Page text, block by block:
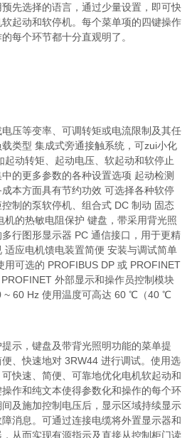
先选择的语言，通过少量设置，即可快
起动和软停机。每个菜单项的四键操作
每个环节都十分直观明了。
压等变率、可调转矩或电流限制及其任
类型 集成式旁通接触系统，可zui小化
起动转矩、起动电压、软起动和软停止
的更多参数的各种设置选项 起动检测
本方面具有节约功效 可选择各种软停
制的泵软停机、组合式 DC 制动 固态
机的热敏电阻保护 键盘，带采用背光照
行图形显示器 PC 通信接口，用于更精
适应电机馈电装置简便 安装与调试简单
用可选的 PROFIBUS DP 或 PROFINET
外部显示和操作员控制模块
~ 60 Hz 使用温度可高达 60 ℃（40 ℃
示，键盘及带背光照明功能的菜单提
、快速地对 3RW44 进行调试。使用选
快速、简便、可靠地优化电机软起动和
作和纯文本使得参数化和操作的每个环
及施加控制电压后，显示区域持续显示
消息。可通过连接电缆将外置显示器和
从而实现有源指示及直接从控制柜门读